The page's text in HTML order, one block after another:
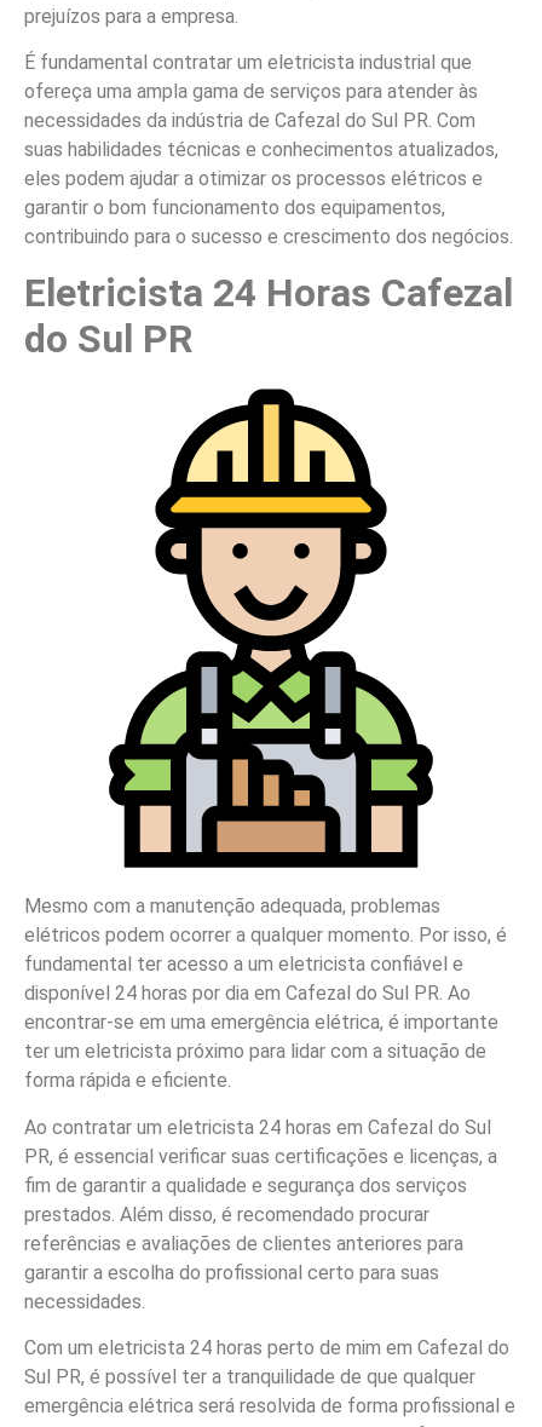
prejuízos para a empresa.
É fundamental contratar um eletricista industrial que
ofereça uma ampla gama de serviços para atender às
necessidades da indústria de Cafezal do Sul PR. Com
suas habilidades técnicas e conhecimentos atualizados,
eles podem ajudar a otimizar os processos elétricos e
garantir o bom funcionamento dos equipamentos,
contribuindo para o sucesso e crescimento dos negócios.
Eletricista 24 Horas Cafezal
do Sul PR
Mesmo com a manutenção adequada, problemas
elétricos podem ocorrer a qualquer momento. Por isso, é
fundamental ter acesso a um eletricista confiável e
disponível 24 horas por dia em Cafezal do Sul PR. Ao
encontrar-se em uma emergência elétrica, é importante
ter um eletricista próximo para lidar com a situação de
forma rápida e eficiente.
Ao contratar um eletricista 24 horas em Cafezal do Sul
PR, é essencial verificar suas certificações e licenças, a
fim de garantir a qualidade e segurança dos serviços
prestados. Além disso, é recomendado procurar
referências e avaliações de clientes anteriores para
garantir a escolha do profissional certo para suas
necessidades.
Com um eletricista 24 horas perto de mim em Cafezal do
Sul PR, é possível ter a tranquilidade de que qualquer
emergência elétrica será resolvida de forma profissional e